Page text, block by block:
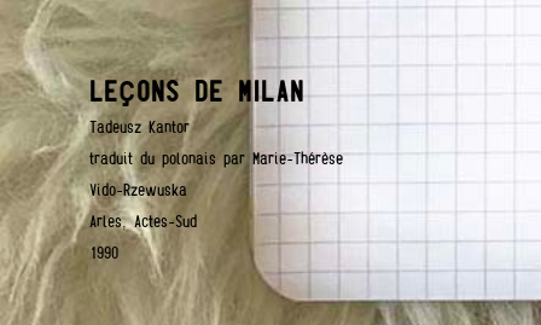
LEçONS DE MILAN
Tadeusz Kantor
traduit du polonais par Marie-Thérèse
Vido-Rzewuska
Arles, Actes-Sud
1990